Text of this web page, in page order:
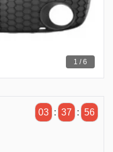
1 / 6
03 : 37 : 56